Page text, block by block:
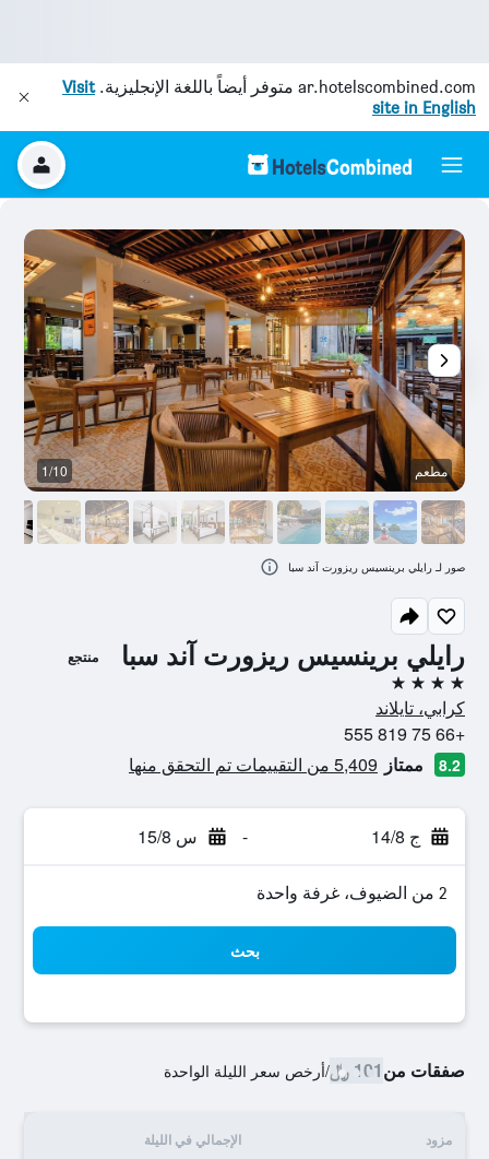
ar.hotelscombined.com متوفر أيضاً باللغة الإنجليزية.Visit
site in English
رايلي برينسيس ريزورت آند سبا منتجع
4 نجوم
كرابي، تايلاند
+66 75 819 555
8.2 ممتاز 5,409 من التقييمات تم التحقق منها
ج 14/8 - س 15/8
2 من الضيوف، غرفة واحدة
بحث
صفقات من101 ﷼ /أرخص سعر الليلة الواحدة
مزود الإجمالي في الليلة
مطعم 1/10
صور لـ رايلي برينسيس ريزورت آند سبا